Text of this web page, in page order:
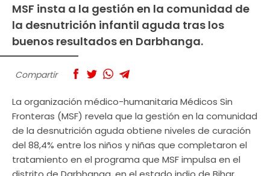
MSF insta a la gestión en la comunidad de
la desnutrición infantil aguda tras los
buenos resultados en Darbhanga.
Compartir
La organización médico-humanitaria Médicos Sin
Fronteras (MSF) revela que la gestión en la comunidad
de la desnutrición aguda obtiene niveles de curación
del 88,4% entre los niños y niñas que completaron el
tratamiento en el programa que MSF impulsa en el